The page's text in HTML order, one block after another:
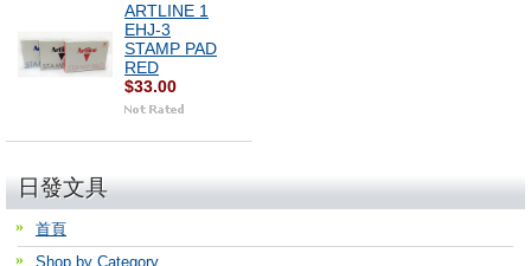
ARTLINE 1
EHJ-3
STAMP PAD
RED
$33.00
日發文具
首頁
Shop by Category